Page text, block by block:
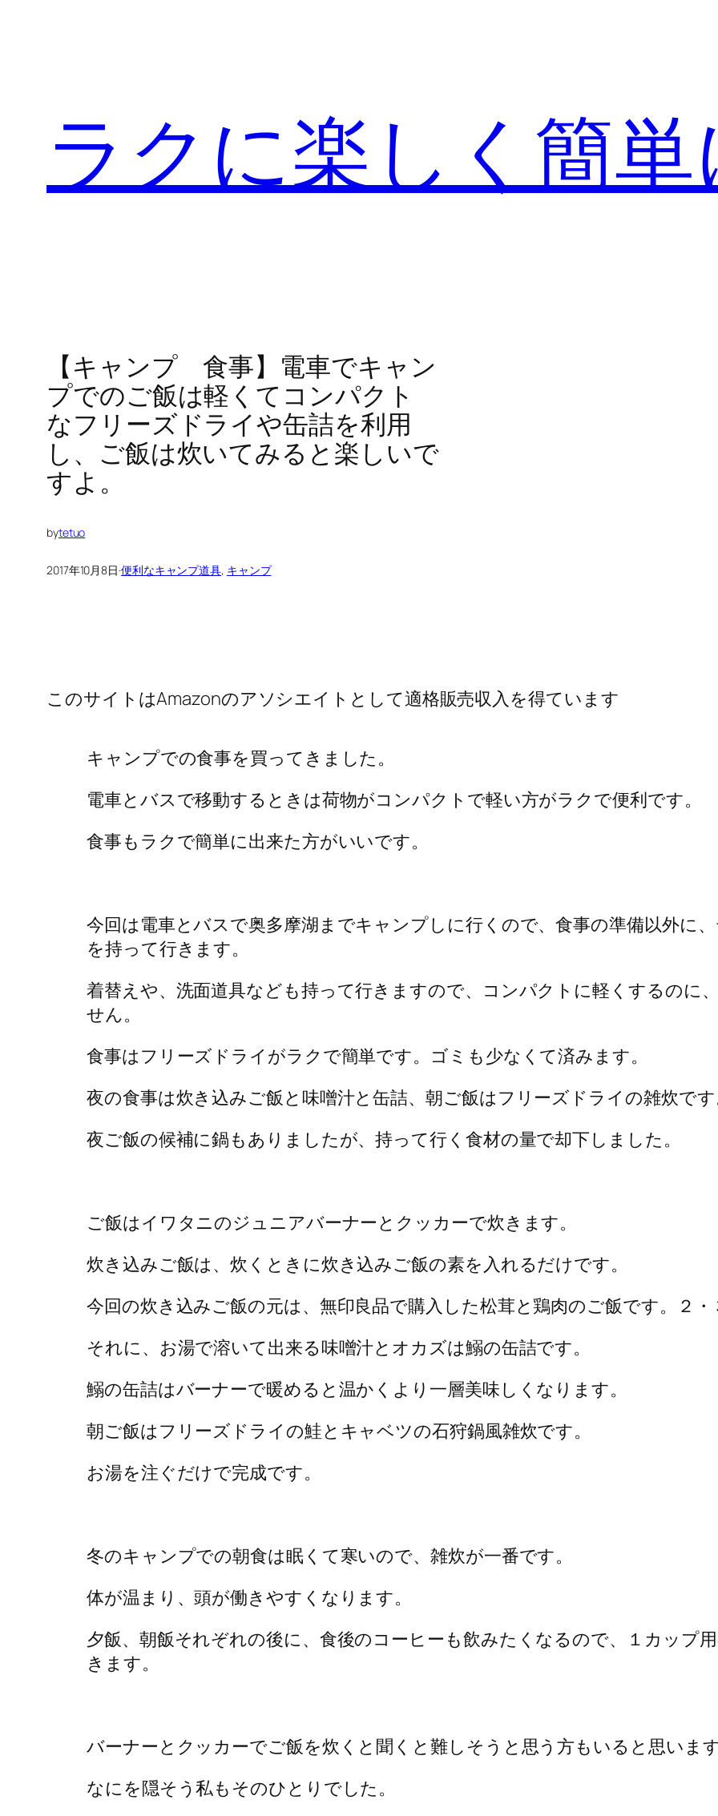
ラクに楽しく簡単
【キャンプ 食事】電車でキャン
プでのご飯は軽くてコンパクト
なフリーズドライや缶詰を利用
し、ご飯は炊いてみると楽しいで
すよ。
bytetuo
2017年10月8日·便利なキャンプ道具, キャンプ
このサイトはAmazonのアソシエイトとして適格販売収入を得ています
キャンプでの食事を買ってきました。
電車とバスで移動するときは荷物がコンパクトで軽い方がラクで便利です。
食事もラクで簡単に出来た方がいいです。
今回は電車とバスで奥多摩湖までキャンプしに行くので、食事の準備以外に
を持って行きます。
着替えや、洗面道具なども持って行きますので、コンパクトに軽くするのに
せん。
食事はフリーズドライがラクで簡単です。ゴミも少なくて済みます。
夜の食事は炊き込みご飯と味噌汁と缶詰、朝ご飯はフリーズドライの雑炊です
夜ご飯の候補に鍋もありましたが、持って行く食材の量で却下しました。
ご飯はイワタニのジュニアバーナーとクッカーで炊きます。
炊き込みご飯は、炊くときに炊き込みご飯の素を入れるだけです。
今回の炊き込みご飯の元は、無印良品で購入した松茸と鶏肉のご飯です。２・
それに、お湯で溶いて出来る味噌汁とオカズは鰯の缶詰です。
鰯の缶詰はバーナーで暖めると温かくより一層美味しくなります。
朝ご飯はフリーズドライの鮭とキャベツの石狩鍋風雑炊です。
お湯を注ぐだけで完成です。
冬のキャンプでの朝食は眠くて寒いので、雑炊が一番です。
体が温まり、頭が働きやすくなります。
夕飯、朝飯それぞれの後に、食後のコーヒーも飲みたくなるので、１カップ
きます。
バーナーとクッカーでご飯を炊くと聞くと難しそうと思う方もいると思います
なにを隠そう私もそのひとりでした。